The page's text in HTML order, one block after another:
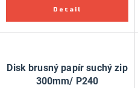
Disk brusný papír suchý zip
300mm/ P240